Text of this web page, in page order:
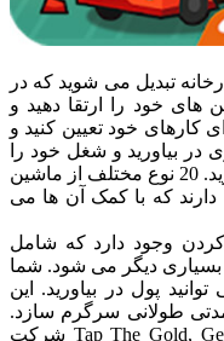
تبدیل می شوید که در
خود را ارتقا دهید و
کارهای خود تعیین کنید و
در بیاورید و شغل خود را
گسترش دهید تا حتی بیشتر پول در بیاورید. 20 نوع مختلف از ماشین
که با کمک آن ها می
کردن وجود دارد که شامل
بسیاری دیگر می شود. شما
پول در بیاورید. این
طولانی سرگرم سازد.
در حالت چالش بر انگیز Tap The Gold, Get The Money شرکت